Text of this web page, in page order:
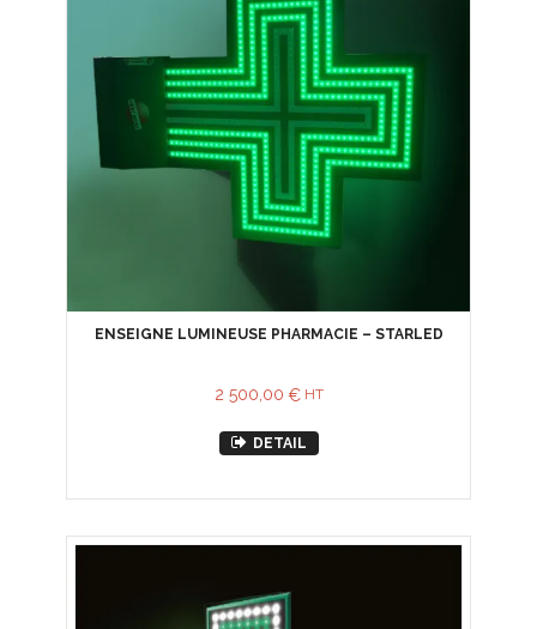
ENSEIGNE LUMINEUSE PHARMACIE – STARLED
2 500,00 € HT
DETAIL